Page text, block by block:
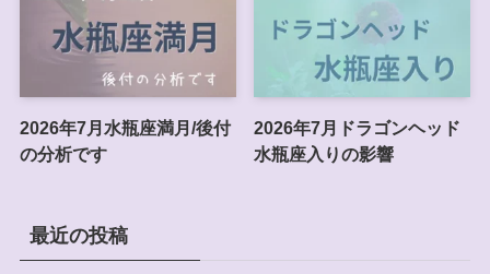
2026年7月水瓶座満月/後付
の分析です
2026年7月ドラゴンヘッド
水瓶座入りの影響
最近の投稿